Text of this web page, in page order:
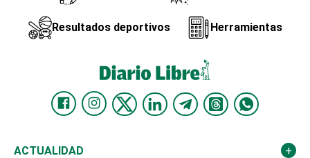
Resultados deportivos Herramientas
ACTUALIDAD